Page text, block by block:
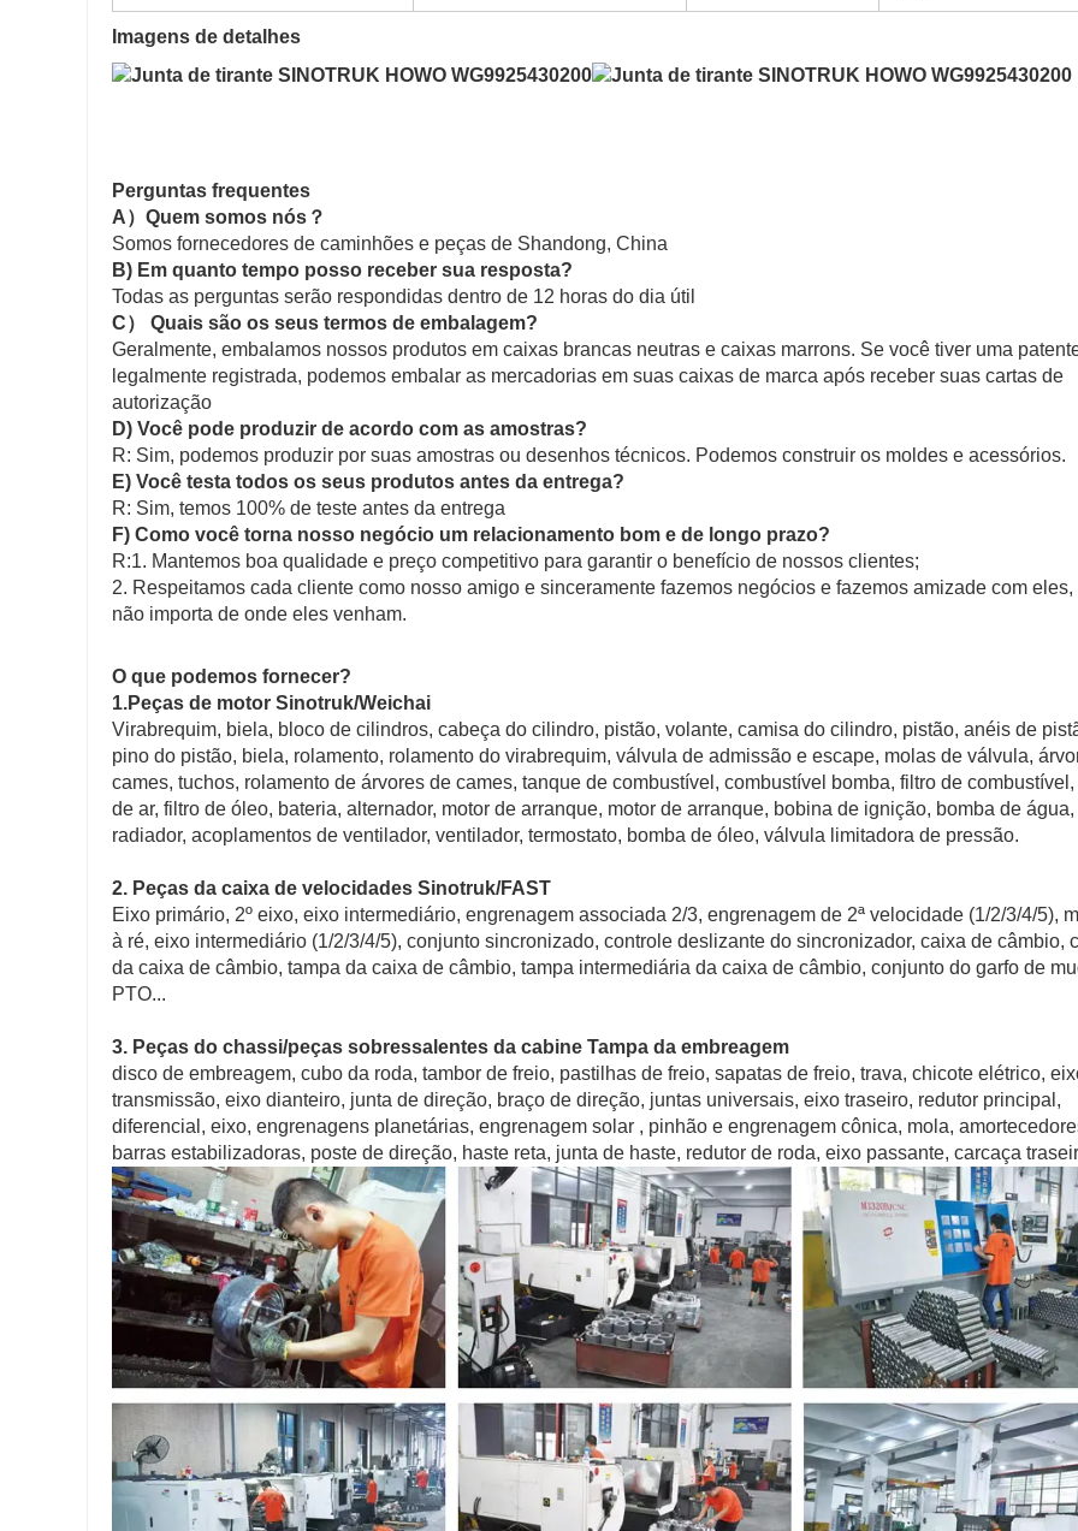
Imagens de detalhes
Perguntas frequentes
A）Quem somos nós？
Somos fornecedores de caminhões e peças de Shandong, China
B) Em quanto tempo posso receber sua resposta?
Todas as perguntas serão respondidas dentro de 12 horas do dia útil
C） Quais são os seus termos de embalagem?
Geralmente, embalamos nossos produtos em caixas brancas neutras e caixas marrons. Se você tiver uma
legalmente registrada, podemos embalar as mercadorias em suas caixas de marca após receber suas cartas de
autorização
D) Você pode produzir de acordo com as amostras?
R: Sim, podemos produzir por suas amostras ou desenhos técnicos. Podemos construir os moldes e acessórios.
E) Você testa todos os seus produtos antes da entrega?
R: Sim, temos 100% de teste antes da entrega
F) Como você torna nosso negócio um relacionamento bom e de longo prazo?
R:1. Mantemos boa qualidade e preço competitivo para garantir o benefício de nossos clientes;
2. Respeitamos cada cliente como nosso amigo e sinceramente fazemos negócios e fazemos amizade com eles,
não importa de onde eles venham.
O que podemos fornecer?
1.Peças de motor Sinotruk/Weichai
Virabrequim, biela, bloco de cilindros, cabeça do cilindro, pistão, volante, camisa do cilindro, pistão, anéis de
pino do pistão, biela, rolamento, rolamento do virabrequim, válvula de admissão e escape, molas de válvula,
cames, tuchos, rolamento de árvores de cames, tanque de combustível, combustível bomba, filtro de combustível,
de ar, filtro de óleo, bateria, alternador, motor de arranque, motor de arranque, bobina de ignição, bomba de água,
radiador, acoplamentos de ventilador, ventilador, termostato, bomba de óleo, válvula limitadora de pressão.
2. Peças da caixa de velocidades Sinotruk/FAST
Eixo primário, 2º eixo, eixo intermediário, engrenagem associada 2/3, engrenagem de 2ª velocidade (1/2/3/4/5),
à ré, eixo intermediário (1/2/3/4/5), conjunto sincronizado, controle deslizante do sincronizador, caixa de câmbio,
da caixa de câmbio, tampa da caixa de câmbio, tampa intermediária da caixa de câmbio, conjunto do garfo de
PTO...
3. Peças do chassi/peças sobressalentes da cabine Tampa da embreagem
disco de embreagem, cubo da roda, tambor de freio, pastilhas de freio, sapatas de freio, trava, chicote elétrico,
transmissão, eixo dianteiro, junta de direção, braço de direção, juntas universais, eixo traseiro, redutor principal,
diferencial, eixo, engrenagens planetárias, engrenagem solar , pinhão e engrenagem cônica, mola,
barras estabilizadoras, poste de direção, haste reta, junta de haste, redutor de roda, eixo passante, carcaça